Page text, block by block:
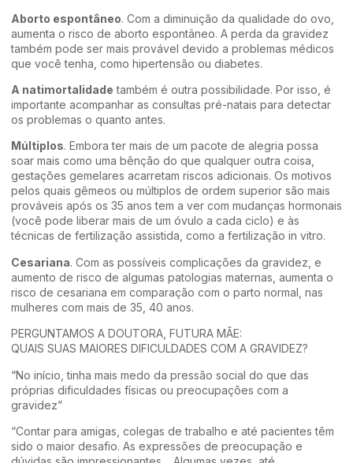
Aborto espontâneo. Com a diminuição da qualidade do ovo,
aumenta o risco de aborto espontâneo. A perda da gravidez
também pode ser mais provável devido a problemas médicos
que você tenha, como hipertensão ou diabetes.
A natimortalidade também é outra possibilidade. Por isso, é
importante acompanhar as consultas pré-natais para detectar
os problemas o quanto antes.
Múltiplos. Embora ter mais de um pacote de alegria possa
soar mais como uma bênção do que qualquer outra coisa,
gestações gemelares acarretam riscos adicionais. Os motivos
pelos quais gêmeos ou múltiplos de ordem superior são mais
prováveis ​​após os 35 anos tem a ver com mudanças hormonais
(você pode liberar mais de um óvulo a cada ciclo) e às
técnicas de fertilização assistida, como a fertilização in vitro.
Cesariana. Com as possíveis complicações da gravidez, e
aumento de risco de algumas patologias maternas, aumenta o
risco de cesariana em comparação com o parto normal, nas
mulheres com mais de 35, 40 anos.
PERGUNTAMOS A DOUTORA, FUTURA MÃE:
QUAIS SUAS MAIORES DIFICULDADES COM A GRAVIDEZ?
“No início, tinha mais medo da pressão social do que das
próprias dificuldades físicas ou preocupações com a
gravidez”
“Contar para amigas, colegas de trabalho e até pacientes têm
sido o maior desafio. As expressões de preocupação e